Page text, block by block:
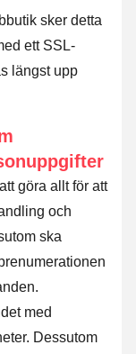
sker detta
ett SSL-
längst upp
göra allt för att
och
ska
med
Dessutom